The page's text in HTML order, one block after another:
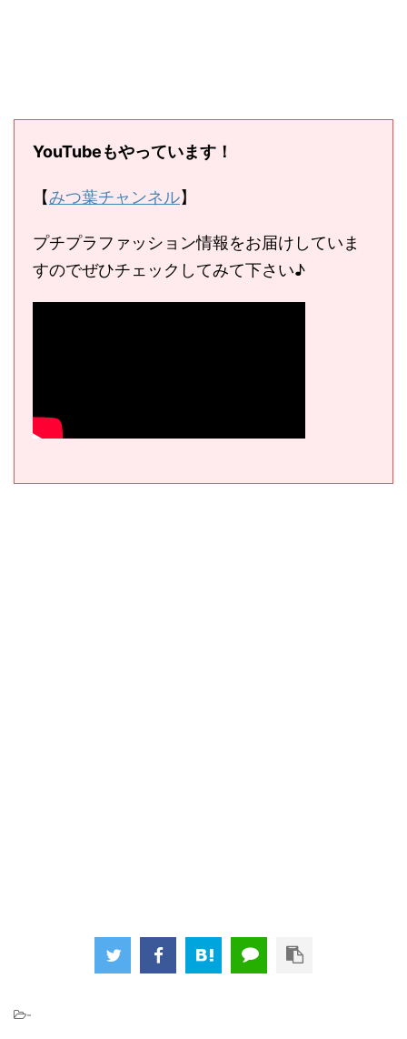
YouTubeもやっています！
【みつ葉チャンネル】
プチプラファッション情報をお届けしていま
すのでぜひチェックしてみて下さい♪
-